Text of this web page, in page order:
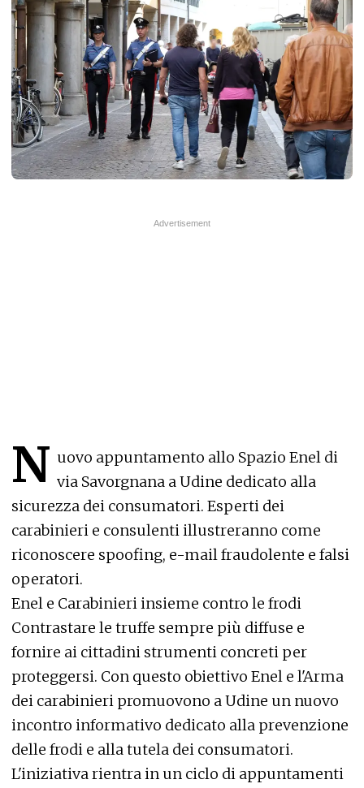
N uovo appuntamento allo Spazio Enel di
via Savorgnana a Udine dedicato alla
sicurezza dei consumatori. Esperti dei
carabinieri e consulenti illustreranno come
riconoscere spoofing, e-mail fraudolente e falsi
operatori.
Enel e Carabinieri insieme contro le frodi
Contrastare le truffe sempre più diffuse e
fornire ai cittadini strumenti concreti per
proteggersi. Con questo obiettivo Enel e l'Arma
dei carabinieri promuovono a Udine un nuovo
incontro informativo dedicato alla prevenzione
delle frodi e alla tutela dei consumatori.
L'iniziativa rientra in un ciclo di appuntamenti